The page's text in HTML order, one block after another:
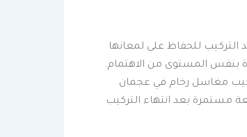
للحفاظ على لمعانها
بنفس المستوى من الاهتمام.
مغاسل رخام في عجمان
مستمرة بعد انتهاء التركيب